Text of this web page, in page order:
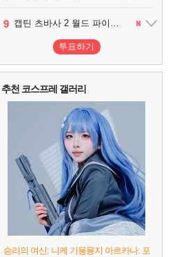
1 팰월드
2 어쌔신 크리드: 블랙 플래그 리싱크드 1
3 프로야구스피리츠2026 2
4 드래곤소드 : 어웨이크닝 2
5 블라인드 삼국 1
6 그랑블루 판타지 리링크 - 엔드리스 라그나로크 1
7 리듬 천국 미라클 스타즈 2
8 헤일로: 캠페인 이볼브드 2
9 캡틴 츠바사 2 월드 파이터즈
10 레고 배트맨: 레거시 오브 더 다크 나이트
투표하기
추천 코스프레 갤러리
승리의 여신: 니케 기묭묭지 아르카나: 포